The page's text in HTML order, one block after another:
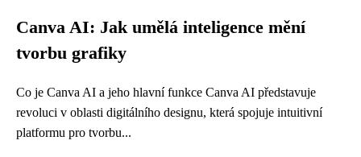
Canva AI: Jak umělá inteligence mění
tvorbu grafiky
Co je Canva AI a jeho hlavní funkce Canva AI představuje
revoluci v oblasti digitálního designu, která spojuje intuitivní
platformu pro tvorbu...